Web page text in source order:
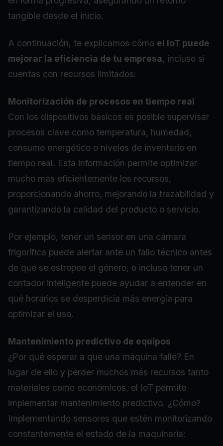
tangible desde el inicio.
A continuación, te explicamos cómo el IoT puede
mejorar la eficiencia de tu empresa, incluso si
cuentas con recursos limitados:
Monitorización de procesos en tiempo real
Con los dispositivos básicos es posible supervisar
procesos clave como temperatura, humedad,
consumo energético o niveles de inventario en
tiempo real. Esta información permite optimizar
mucho más eficientemente los recursos,
proporcionando ahorro, mejorando la trazabilidad y
garantizando la calidad del producto o servicio.
Por ejemplo, tener un sensor en una cámara
frigorífica puede alertar ante un fallo técnico antes
de que se estropee el género, o incluso tener un
contador inteligente puede ayudar a entender en
qué horarios se desperdicia más energía para
optimizar el uso.
Mantenimiento predictivo de equipos
¿Por qué esperar a que una máquina falle? En
lugar de ello y perder muchos más recursos tanto
materiales como económicos, el IoT permite
implementar mantenimiento predictivo. ¿Cómo?
Implementando sensores que estén monitorizando
constantemente el estado de la maquinaria: